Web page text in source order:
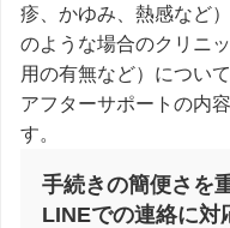
疹、かゆみ、熱感など
のような場合のクリニ
用の有無など）につい
アフターサポートの内
す。
手続きの簡便さを
LINEでの連絡に対